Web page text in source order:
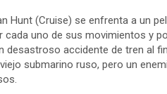
Hunt (Cruise) se enfrenta a un
cada uno de sus movimientos y
desastroso accidente de tren al
submarino ruso, pero un